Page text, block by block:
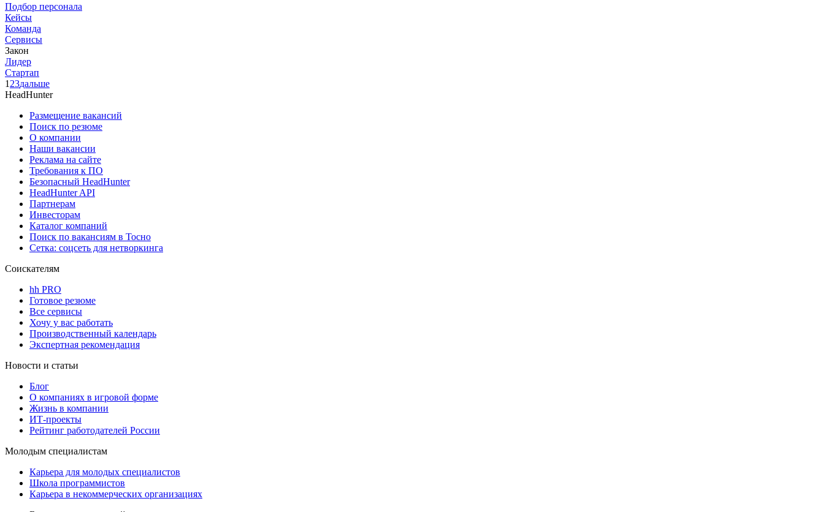
Подбор персонала
Кейсы
Команда
Сервисы
Закон
Лидер
Стартап
1 23дальше
HeadHunter
Размещение вакансий
Поиск по резюме
О компании
Наши вакансии
Реклама на сайте
Требования к ПО
Безопасный HeadHunter
HeadHunter API
Партнерам
Инвесторам
Каталог компаний
Поиск по вакансиям в Тосно
Сетка: соцсеть для нетворкинга
Соискателям
hh PRO
Готовое резюме
Все сервисы
Хочу у вас работать
Производственный календарь
Экспертная рекомендация
Новости и статьи
Блог
О компаниях в игровой форме
Жизнь в компании
ИТ-проекты
Рейтинг работодателей России
Молодым специалистам
Карьера для молодых специалистов
Школа программистов
Карьера в некоммерческих организациях